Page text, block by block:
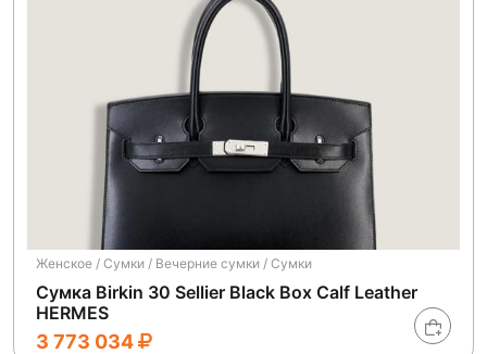
Женское / Сумки / Вечерние сумки / Сумки
Сумка Birkin 30 Sellier Black Box Calf Leather
HERMES
3 773 034